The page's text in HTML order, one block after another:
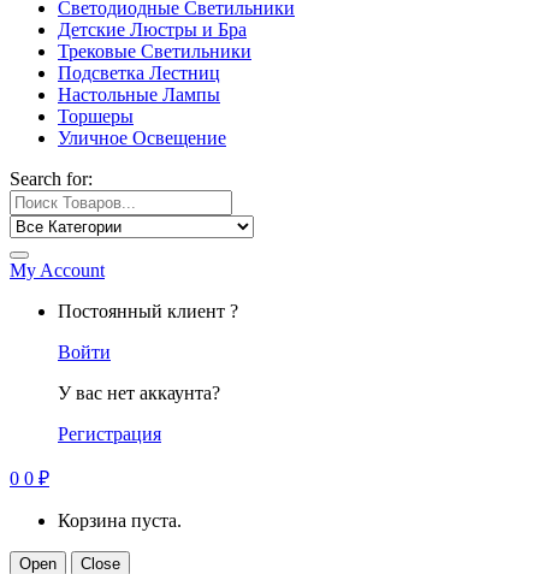
Светодиодные Светильники
Детские Люстры и Бра
Трековые Светильники
Подсветка Лестниц
Настольные Лампы
Торшеры
Уличное Освещение
Search for:
My Account
Постоянный клиент ?
Войти
У вас нет аккаунта?
Регистрация
0 0 ₽
Корзина пуста.
Open Close